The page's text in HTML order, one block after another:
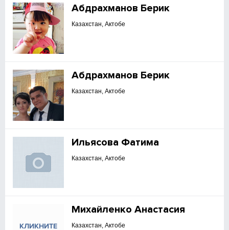
Абдрахманов Берик
Казахстан, Актобе
Абдрахманов Берик
Казахстан, Актобе
Ильясова Фатима
Казахстан, Актобе
Михайленко Анастасия
Казахстан, Актобе